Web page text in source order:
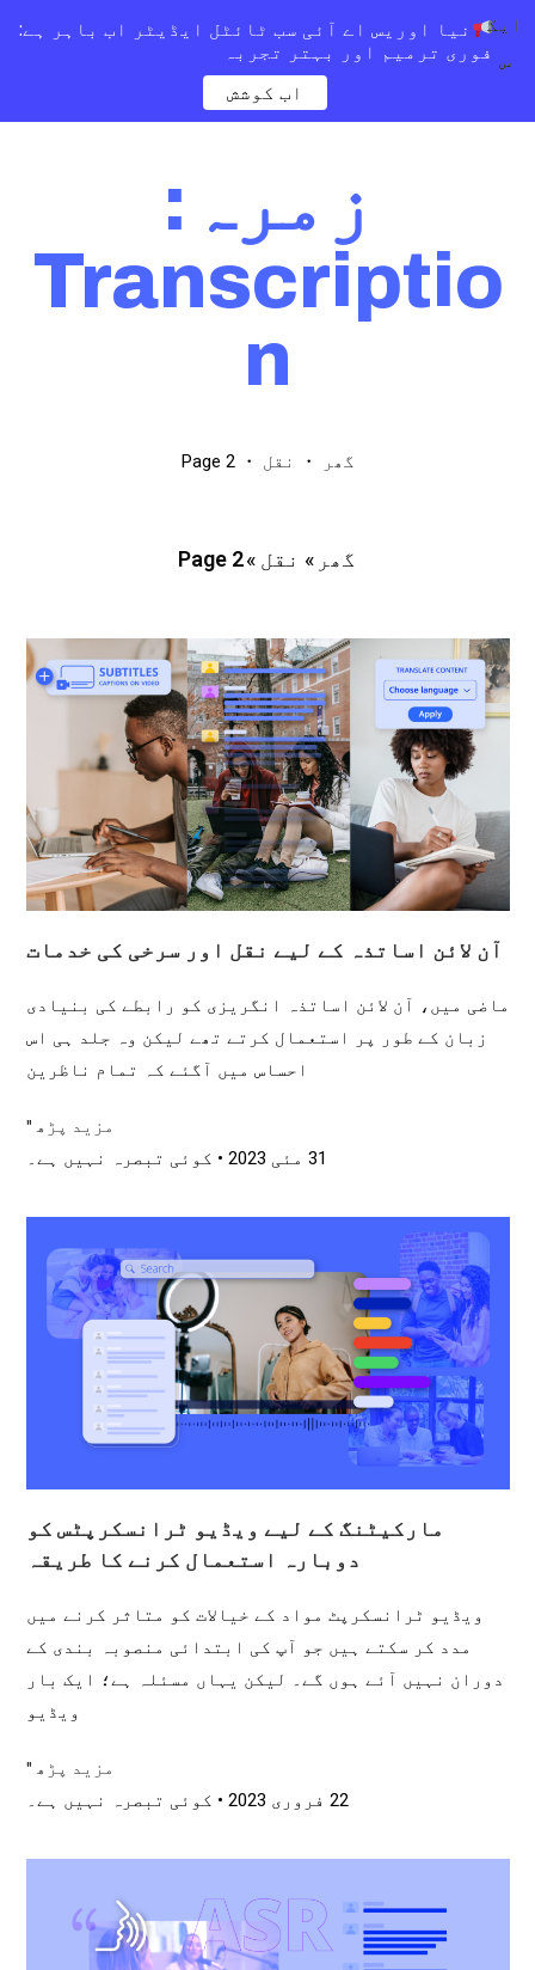
زمرہ:
Transcriptio
n
گھر ・ نقل ・
Page 2
گھر » نقل »
Page 2
آن لائن اساتذہ کے لیے نقل اور سرخی کی خدمات
ماضی میں، آن لائن اساتذہ انگریزی کو رابطے کی بنیادی
زبان کے طور پر استعمال کرتے تھے لیکن وہ جلد ہی اس
احساس میں آگئے کہ تمام ناظرین
مزید پڑھ "
31 مئی 2023 کوئی تبصرہ نہیں ہے۔
مارکیٹنگ کے لیے ویڈیو ٹرانسکرپٹس کو
دوبارہ استعمال کرنے کا طریقہ
ویڈیو ٹرانسکرپٹ مواد کے خیالات کو متاثر کرنے میں
مدد کر سکتے ہیں جو آپ کی ابتدائی منصوبہ بندی کے
دوران نہیں آئے ہوں گے۔ لیکن یہاں مسئلہ ہے؛ ایک بار
ویڈیو
مزید پڑھ "
22 فروری 2023 کوئی تبصرہ نہیں ہے۔
نیا اوریس اے آئی سب ٹائٹل ایڈیٹر اب باہر ہے:
فوری ترمیم اور بہتر تجربہ
اب کوشش
ایک
س